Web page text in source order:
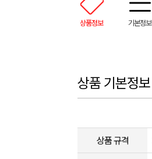
상품정보 기본정보
상품 기본정보
상품 규격